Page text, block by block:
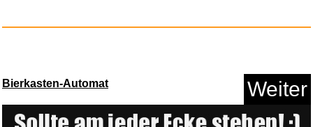
Bierkasten-Automat Weiter